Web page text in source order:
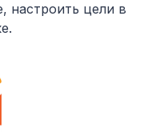
настроить цели в